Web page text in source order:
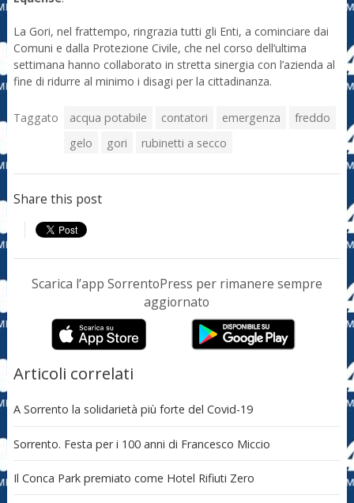
La Gori, nel frattempo, ringrazia tutti gli Enti, a cominciare dai
Comuni e dalla Protezione Civile, che nel corso dell’ultima
settimana hanno collaborato in stretta sinergia con l’azienda al
fine di ridurre al minimo i disagi per la cittadinanza.
Taggato acqua potabile contatori emergenza
freddo
gelo
gori rubinetti a secco
Share this post
Scarica l’app SorrentoPress per rimanere sempre
aggiornato
Articoli correlati
A Sorrento la solidarietà più forte del Covid-19
Sorrento. Festa per i 100 anni di Francesco Miccio
Il Conca Park premiato come Hotel Rifiuti Zero